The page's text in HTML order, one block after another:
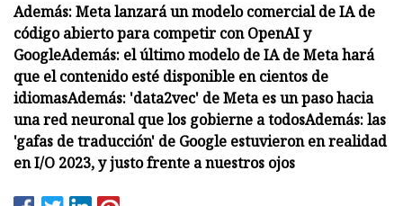
Además: Meta lanzará un modelo comercial de IA de
código abierto para competir con OpenAI y
GoogleAdemás: el último modelo de IA de Meta hará
que el contenido esté disponible en cientos de
idiomasAdemás: 'data2vec' de Meta es un paso hacia
una red neuronal que los gobierne a todosAdemás: las
'gafas de traducción' de Google estuvieron en realidad
en I/O 2023, y justo frente a nuestros ojos